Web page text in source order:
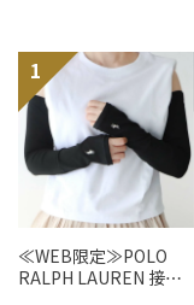
≪WEB限定≫POLO
RALPH LAUREN 接触